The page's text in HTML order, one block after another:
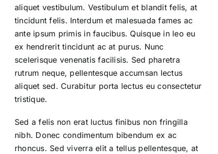
aliquet vestibulum. Vestibulum et blandit felis, at
tincidunt felis. Interdum et malesuada fames ac
ante ipsum primis in faucibus. Quisque in leo eu
ex hendrerit tincidunt ac at purus. Nunc
scelerisque venenatis facilisis. Sed pharetra
rutrum neque, pellentesque accumsan lectus
aliquet sed. Curabitur porta lectus eu consectetur
tristique.
Sed a felis non erat luctus finibus non fringilla
nibh. Donec condimentum bibendum ex ac
rhoncus. Sed viverra elit a tellus pellentesque, at